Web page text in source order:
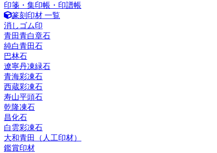
印箋・集印帳・印譜帳
篆刻印材 一覧
消しゴム印
青田青白章石
純白青田石
巴林石
遼寧丹凍緑石
青海彩凍石
西蔵彩凍石
寿山平頭石
乾隆凍石
昌化石
白雲彩凍石
大和青田（人工印材）
鑑賞印材